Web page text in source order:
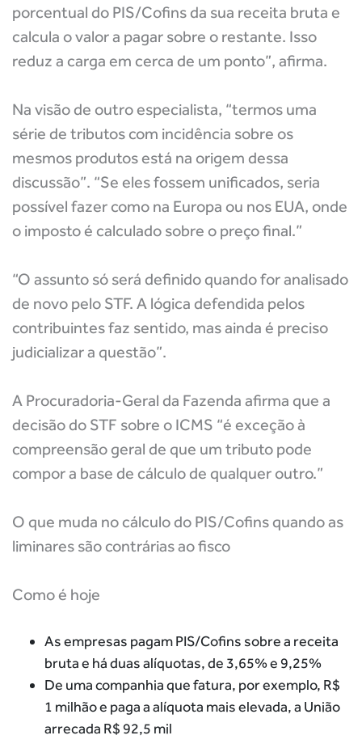
porcentual do PIS/Cofins da sua receita bruta e
calcula o valor a pagar sobre o restante. Isso
reduz a carga em cerca de um ponto”, afirma.
Na visão de outro especialista, “termos uma
série de tributos com incidência sobre os
mesmos produtos está na origem dessa
discussão”. “Se eles fossem unificados, seria
possível fazer como na Europa ou nos EUA, onde
o imposto é calculado sobre o preço final.”
“O assunto só será definido quando for analisado
de novo pelo STF. A lógica defendida pelos
contribuintes faz sentido, mas ainda é preciso
judicializar a questão”.
A Procuradoria-Geral da Fazenda afirma que a
decisão do STF sobre o ICMS “é exceção à
compreensão geral de que um tributo pode
compor a base de cálculo de qualquer outro.”
O que muda no cálculo do PIS/Cofins quando as
liminares são contrárias ao fisco
Como é hoje
As empresas pagam PIS/Cofins sobre a receita
bruta e há duas alíquotas, de 3,65% e 9,25%
De uma companhia que fatura, por exemplo, R$
1 milhão e paga a alíquota mais elevada, a União
arrecada R$ 92,5 mil